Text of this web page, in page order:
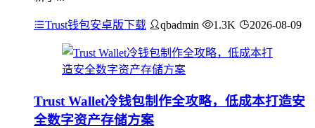
Trust钱包安卓版下载 qbadmin 1.3K 2026-08-09
Trust Wallet冷钱包制作全攻略，低成本打造安
全数字资产存储方案